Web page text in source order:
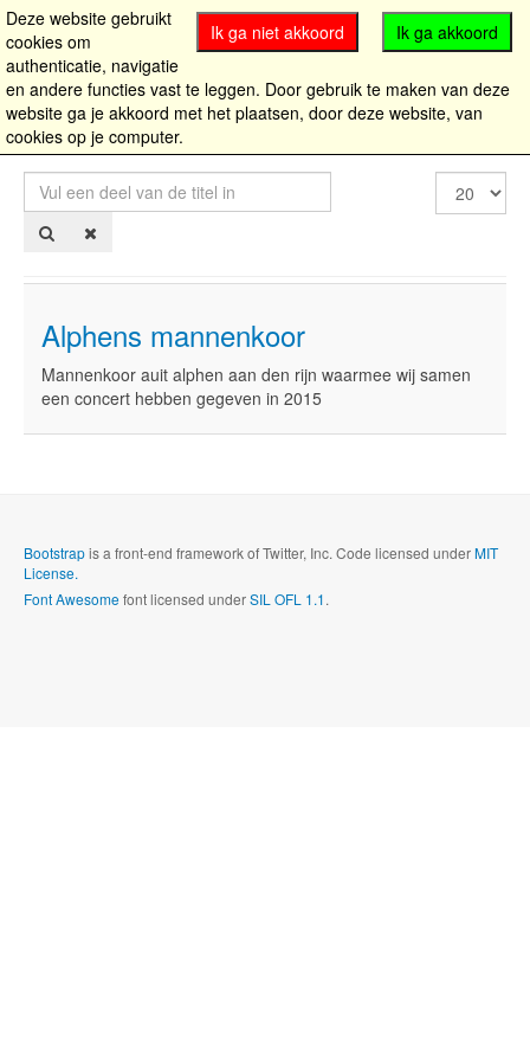
Vul
een
deel
de
Toon
#
Alphens mannenkoor
Mannenkoor auit alphen aan den rijn waarmee wij samen
een concert hebben gegeven in 2015
Bootstrapis a front-end framework of Twitter, Inc. Code licensed underMIT
License.
Font Awesomefont licensed underSIL OFL 1.1.
Ik ga akkoord
Ik ga niet akkoord
Deze website gebruikt
cookies om
authenticatie, navigatie
en andere functies vast te leggen. Door gebruik te maken van deze
website ga je akkoord met het plaatsen, door deze website, van
cookies op je computer.